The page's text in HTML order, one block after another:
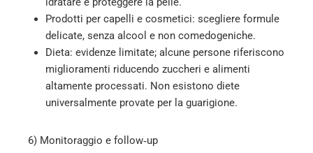
Prodotti per capelli e cosmetici: scegliere formule
delicate, senza alcool e non comedogeniche.
Dieta: evidenze limitate; alcune persone riferiscono
miglioramenti riducendo zuccheri e alimenti
altamente processati. Non esistono diete
universalmente provate per la guarigione.
6) Monitoraggio e follow‑up